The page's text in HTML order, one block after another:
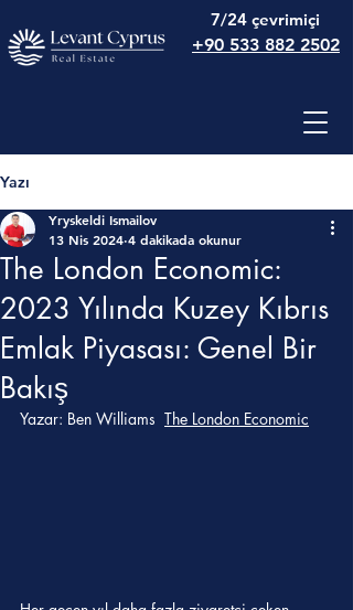
7/24 çevrimiçi
+90 533 882 2502
Yazı
The London Economic:
2023 Yılında Kuzey Kıbrıs
Emlak Piyasası: Genel Bir
Bakış
Yryskeldi Ismailov
13 Nis 2024 4 dakikada okunur
Yazar: Ben Williams The London Economic